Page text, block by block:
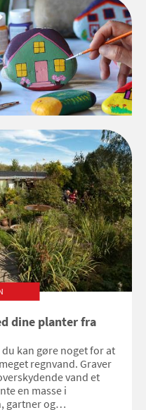
dine planter fra
kan gøre noget for at
regnvand. Graver
vand et
en masse i
gartner og